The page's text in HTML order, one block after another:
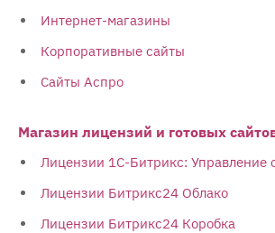
Интернет-магазины
Корпоративные сайты
Сайты Аспро
Магазин лицензий и готовых
Лицензии 1С-Битрикс: Управление
Лицензии Битрикс24 Облако
Лицензии Битрикс24 Коробка